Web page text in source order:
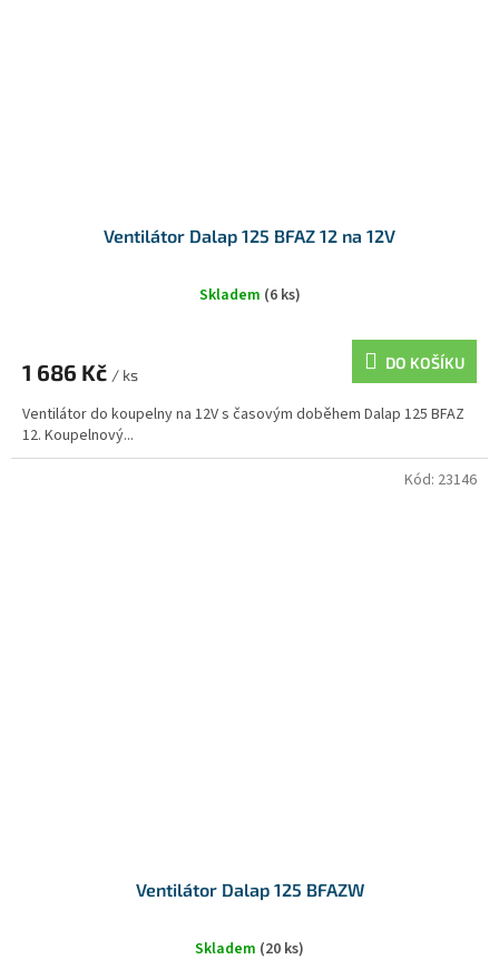
Ventilátor Dalap 125 BFAZ 12 na 12V
Skladem (6 ks)
1 686 Kč / ks
DO KOŠÍKU
Ventilátor do koupelny na 12V s časovým doběhem Dalap 125 BFAZ
12. Koupelnový...
Ventilátor Dalap 125 BFAZW
Skladem (20 ks)
Kód: 23146